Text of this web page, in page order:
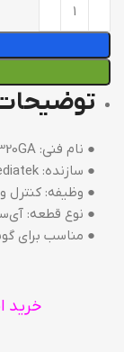
● نام فنی: MT6320GA
● سازنده: Mediatek
● وظیفه: کنترل
● نوع قطعه:
● مناسب برای
خرید